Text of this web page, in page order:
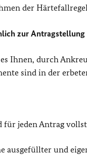
der
zur
Ihnen, durch
sind in der
jeden Antrag
ausgefüllter und